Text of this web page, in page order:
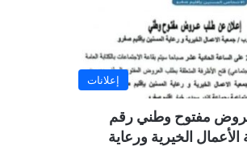
إعلانات
مفتوح وطني رقم
الأعمال الخيرية ورعاية